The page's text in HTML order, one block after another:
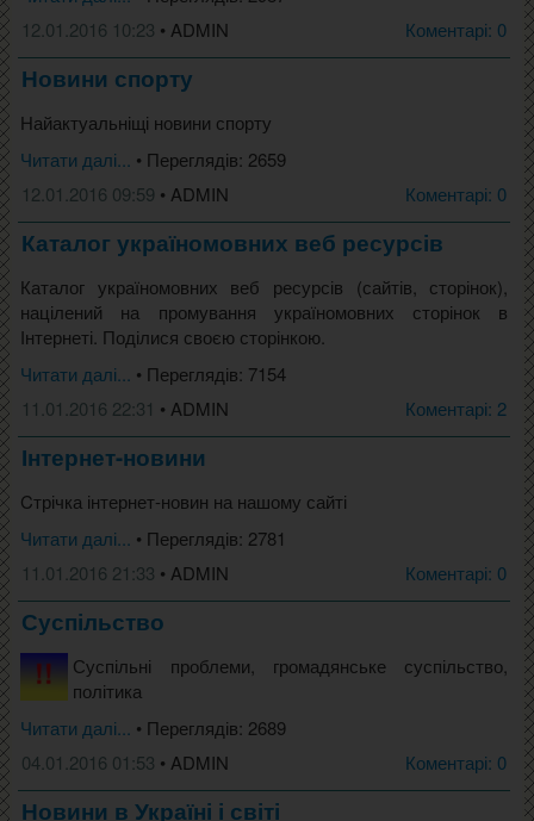
12.01.2016 10:23 • ADMIN Коментарі: 0
Новини спорту
Найактуальніщі новини спорту
Читати далі... • Переглядів: 2659
12.01.2016 09:59 • ADMIN Коментарі: 0
Каталог україномовних веб ресурсів
Каталог україномовних веб ресурсів (сайтів, сторінок),
націлений на промування україномовних сторінок в
Інтернеті. Поділися своєю сторінкою.
Читати далі... • Переглядів: 7154
11.01.2016 22:31 • ADMIN Коментарі: 2
Інтернет-новини
Cтрічка інтернет-новин на нашому сайті
Читати далі... • Переглядів: 2781
11.01.2016 21:33 • ADMIN Коментарі: 0
Суспільство
Суспільні проблеми, громадянське суспільство,
політика
Читати далі... • Переглядів: 2689
04.01.2016 01:53 • ADMIN Коментарі: 0
Новини в Україні і світі